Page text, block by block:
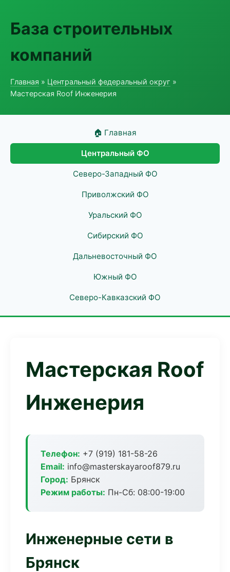
База строительных
компаний
Главная » Центральный федеральный округ »
Мастерская Roof Инженерия
🏠 Главная
Центральный ФО
Северо-Западный ФО
Приволжский ФО
Уральский ФО
Сибирский ФО
Дальневосточный ФО
Южный ФО
Северо-Кавказский ФО
Мастерская Roof
Инженерия
Телефон: +7 (919) 181-58-26
Email: info@masterskayaroof879.ru
Город: Брянск
Режим работы: Пн-Сб: 08:00-19:00
Инженерные сети в
Брянск